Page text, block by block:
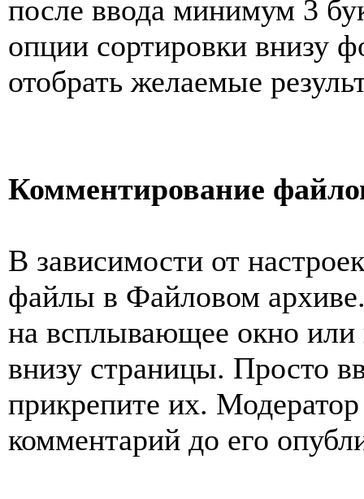
после ввода минимум 3
опции сортировки внизу
отобрать желаемые
Комментирование
В зависимости от
файлы в Файловом
на всплывающее окно или
внизу страницы. Просто
прикрепите их.
комментарий до его